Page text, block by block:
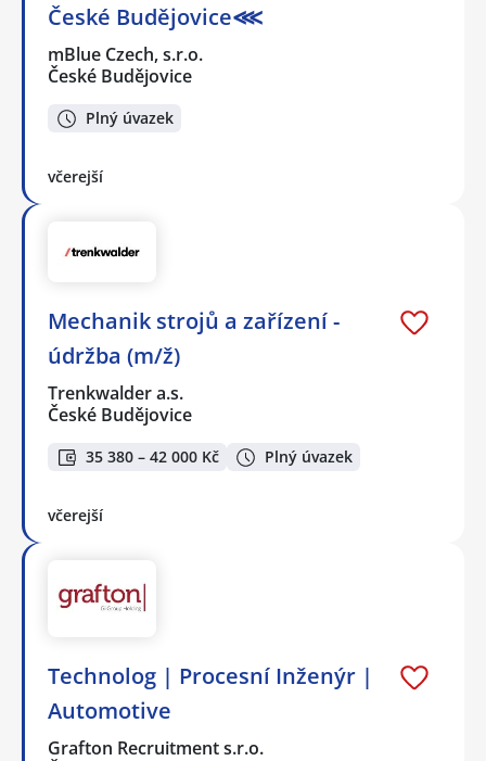
České Budějovice⋘
mBlue Czech, s.r.o.
České Budějovice
Plný úvazek
včerejší
Mechanik strojů a zařízení -
údržba (m/ž)
Trenkwalder a.s.
České Budějovice
35 380 – 42 000 Kč Plný úvazek
včerejší
Technolog | Procesní Inženýr |
Automotive
Grafton Recruitment s.r.o.